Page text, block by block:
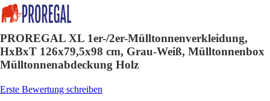
PROREGAL XL 1er-/2er-Mülltonnenverkleidung,
HxBxT 126x79,5x98 cm, Grau-Weiß, Mülltonnenbox
Mülltonnenabdeckung Holz
Erste Bewertung schreiben